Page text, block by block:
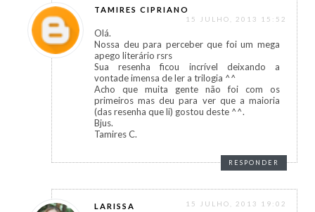
TAMIRES CIPRIANO
15 JULHO, 2013 15:52
Olá.
Nossa deu para perceber que foi um mega
apego literário rsrs
Sua resenha ficou incrível deixando a
vontade imensa de ler a trilogia ^^
Acho que muita gente não foi com os
primeiros mas deu para ver que a maioria
(das resenha que li) gostou deste ^^.
Bjus.
Tamires C.
RESPONDER
LARISSA 15 JULHO, 2013 19:02